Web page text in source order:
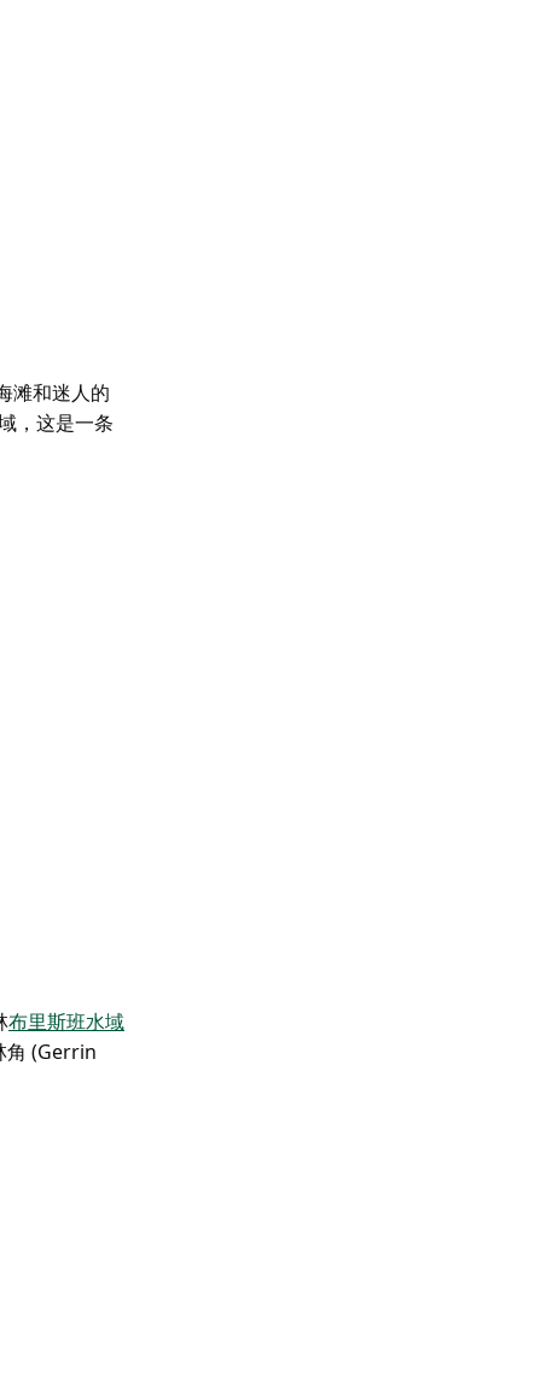
滩和迷人的
，这是一条
布里斯班水域
角 (Gerrin